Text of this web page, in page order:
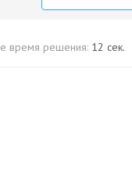
время решения: 12 сек.